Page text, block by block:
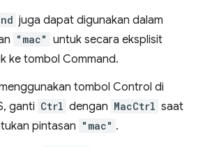
juga dapat digunakan dalam
"mac" untuk secara eksplisit
ke tombol Command.
tombol Control di
ganti Ctrl dengan MacCtrl saat
pintasan "mac" .